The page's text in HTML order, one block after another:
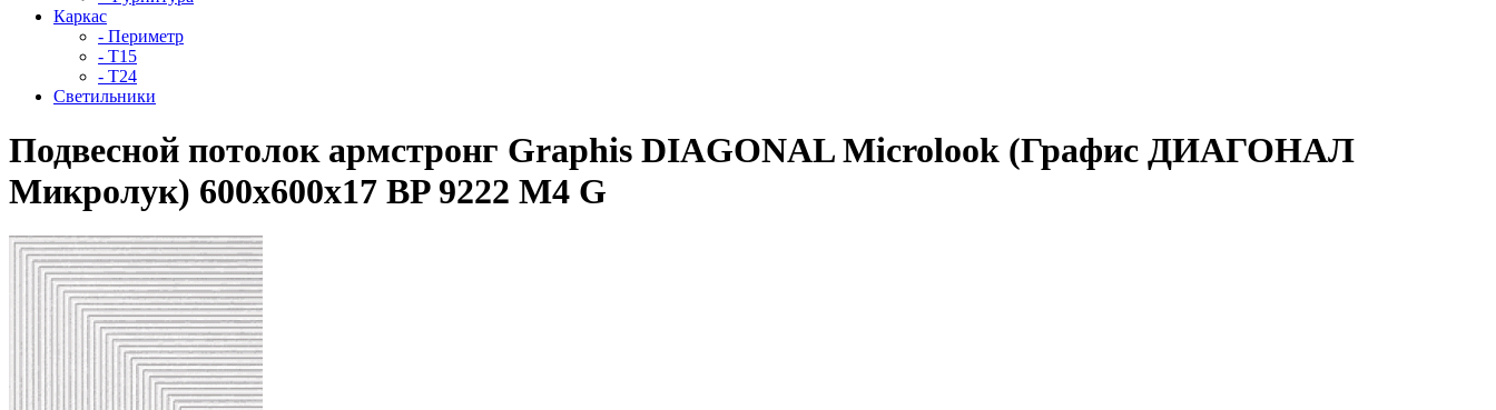
Каркас
- Периметр
- Т15
- Т24
Светильники
Подвесной потолок армстронг Graphis DIAGONAL Microlook (Графис ДИАГОНАЛ
Микролук) 600x600x17 BP 9222 M4 G